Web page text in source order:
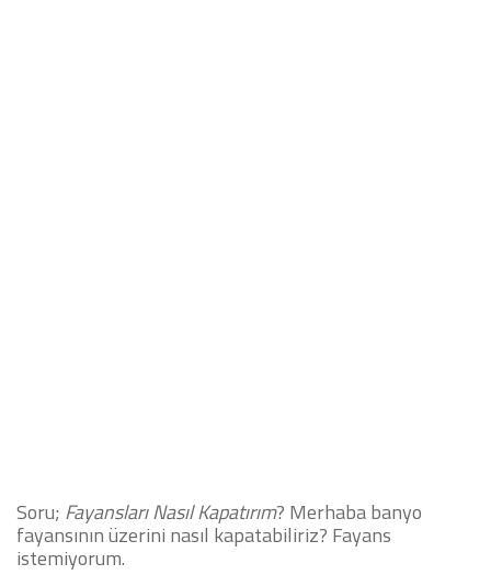
Soru; Fayansları Nasıl Kapatırım? Merhaba banyo
fayansının üzerini nasıl kapatabiliriz? Fayans
istemiyorum.